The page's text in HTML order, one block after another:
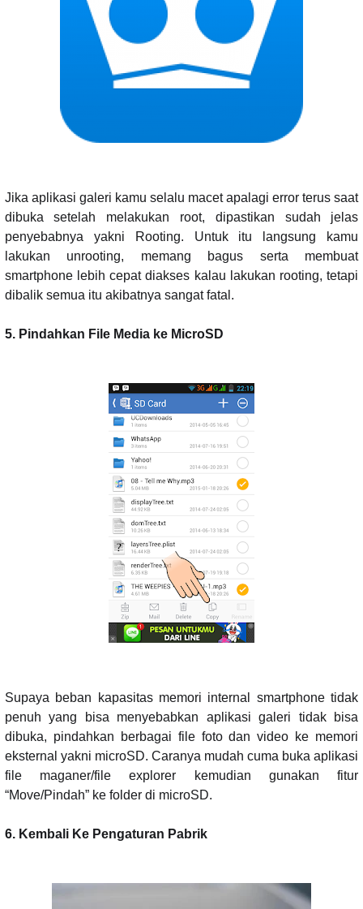
Jika aplikasi galeri kamu selalu macet apalagi error terus saat
dibuka setelah melakukan root, dipastikan sudah jelas
penyebabnya yakni Rooting. Untuk itu langsung kamu
lakukan unrooting, memang bagus serta membuat
smartphone lebih cepat diakses kalau lakukan rooting, tetapi
dibalik semua itu akibatnya sangat fatal.
5. Pindahkan File Media ke MicroSD
Supaya beban kapasitas memori internal smartphone tidak
penuh yang bisa menyebabkan aplikasi galeri tidak bisa
dibuka, pindahkan berbagai file foto dan video ke memori
eksternal yakni microSD. Caranya mudah cuma buka aplikasi
file maganer/file explorer kemudian gunakan fitur
“Move/Pindah” ke folder di microSD.
6. Kembali Ke Pengaturan Pabrik